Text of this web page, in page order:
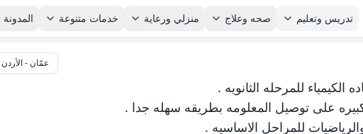
تدريس وتعليم صحه وعلاج منزلي ورعاية خدمات متنوعة المدونة
عمّان - الأردن
الكيمياء للمرحله الثانويه .
على توصيل المعلومه بطريقه سهله جدا .
للمراحل الاساسيه .